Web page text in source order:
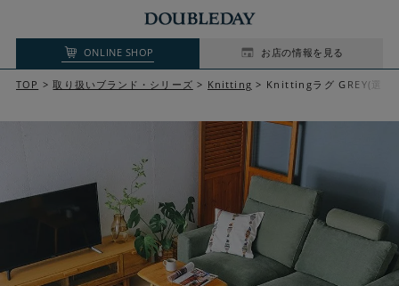
ONLINE SHOP お店の情報を見る
TOP 取り扱いブランド・シリーズ Knitting Knittingラグ GREY(選べ